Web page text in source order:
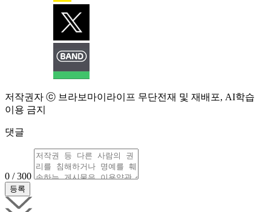
저작권자 ⓒ 브라보마이라이프 무단전재 및 재배포, AI학습
이용 금지
댓글
0 / 300